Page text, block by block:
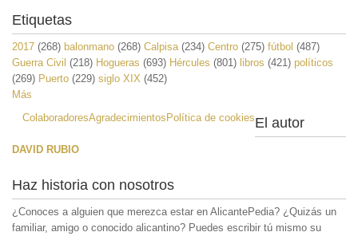
Etiquetas
2017 (268) balonmano (268) Calpisa(234) Centro (275) fútbol (487)
Guerra Civil (218) Hogueras (693) Hércules (801) libros (421) políticos
(269) Puerto (229) siglo XIX (452)
Más
ColaboradoresAgradecimientosPolítica de cookiesEl autor
DAVID RUBIO
Haz historia con nosotros
¿Conoces a alguien que merezca estar en AlicantePedia? ¿Quizás un
familiar, amigo o conocido alicantino? Puedes escribir tú mismo su